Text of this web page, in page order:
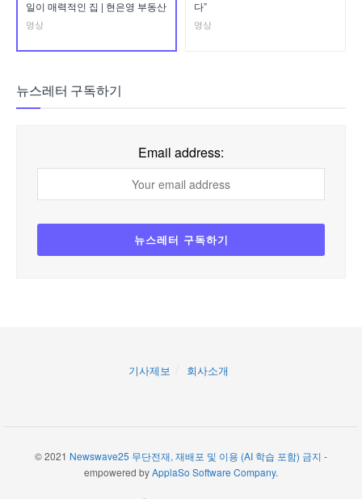
일이 매력적인 집 | 현은영 부동산
영상
다”
영상
뉴스레터 구독하기
Email address:
기사제보 회사소개
© 2021 Newswave25 무단전재, 재배포 및 이용 (AI 학습 포함) 금지 -
empowered byApplaSo Software Company.